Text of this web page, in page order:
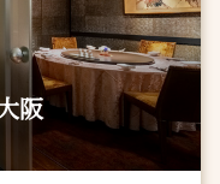
阪